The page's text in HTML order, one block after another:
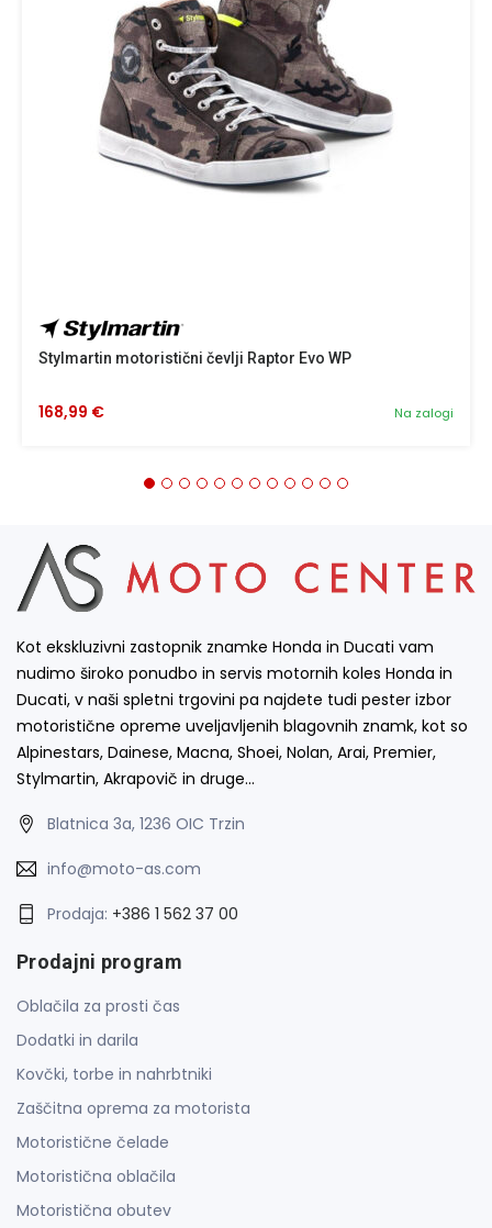
Stylmartin motoristični čevlji Raptor Evo WP
Na zalogi
168,99 €
Kot ekskluzivni zastopnik znamke Honda in Ducati vam
nudimo široko ponudbo in servis motornih koles Honda in
Ducati, v naši spletni trgovini pa najdete tudi pester izbor
motoristične opreme uveljavljenih blagovnih znamk, kot so
Alpinestars, Dainese, Macna, Shoei, Nolan, Arai, Premier,
Stylmartin, Akrapovič in druge…
Blatnica 3a, 1236 OIC Trzin
info@moto-as.com
Prodaja: +386 1 562 37 00
Prodajni program
Oblačila za prosti čas
Dodatki in darila
Kovčki, torbe in nahrbtniki
Zaščitna oprema za motorista
Motoristične čelade
Motoristična oblačila
Motoristična obutev